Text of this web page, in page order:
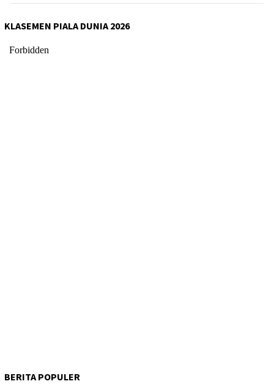
KLASEMEN PIALA DUNIA 2026
BERITA POPULER